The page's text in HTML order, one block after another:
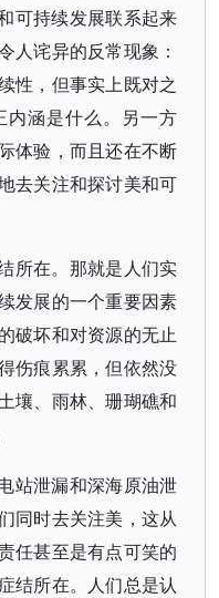
可持续发展联系起来
人诧异的反常现象：
性，但事实上既对之
涵是什么。另一方
体验，而且还在不断
去关注和探讨美和可
所在。那就是人们实
发展的一个重要因素
破坏和对资源的无止
伤痕累累，但依然没
壤、雨林、珊瑚礁和
站泄漏和深海原油泄
同时去关注美，这从
任甚至是有点可笑的
结所在。人们总是认